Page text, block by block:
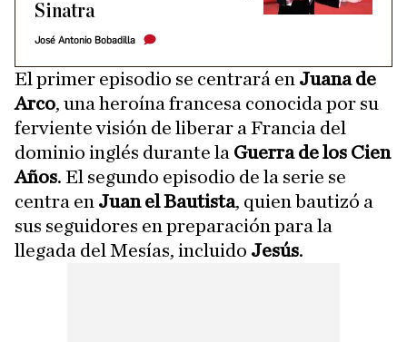
Sinatra
José Antonio Bobadilla
El primer episodio se centrará en Juana de
Arco, una heroína francesa conocida por su
ferviente visión de liberar a Francia del
dominio inglés durante la Guerra de los Cien
Años. El segundo episodio de la serie se
centra en Juan el Bautista, quien bautizó a
sus seguidores en preparación para la
llegada del Mesías, incluido Jesús.